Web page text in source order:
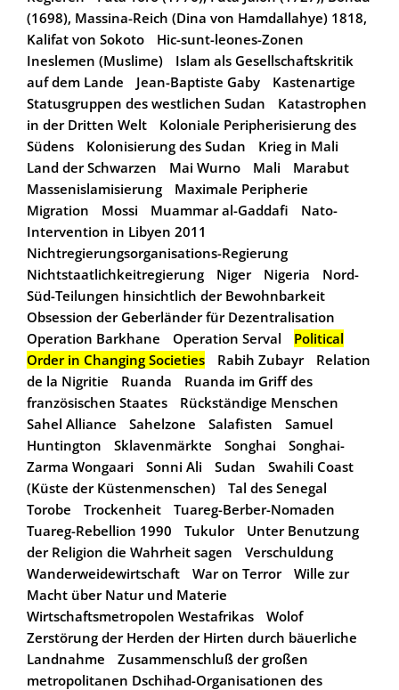
(1698), Massina-Reich (Dina von Hamdallahye) 1818,
Kalifat von Sokoto
Hic-sunt-leones-Zonen
Ineslemen (Muslime)
Islam als Gesellschaftskritik
auf dem Lande
Jean-Baptiste Gaby
Kastenartige
Statusgruppen des westlichen Sudan
Katastrophen
in der Dritten Welt
Koloniale Peripherisierung des
Südens
Kolonisierung des Sudan
Krieg in Mali
Land der Schwarzen
Mai Wurno Mali
Marabut
Massenislamisierung
Maximale Peripherie
Migration
Mossi Muammar al-Gaddafi
Nato-
Intervention in Libyen 2011
Nichtregierungsorganisations-Regierung
Nichtstaatlichkeitregierung
Niger Nigeria
Nord-
Süd-Teilungen hinsichtlich der Bewohnbarkeit
Obsession der Geberländer für Dezentralisation
Operation Barkhane
Operation Serval
Political
Order in Changing Societies
Rabih Zubayr
Relation
de la Nigritie
Ruanda
Ruanda im Griff des
französischen Staates
Rückständige Menschen
Sahel Alliance
Sahelzone Salafisten
Samuel
Huntington
Sklavenmärkte Songhai
Songhai-
Zarma Wongaari
Sonni Ali Sudan
Swahili Coast
(Küste der Küstenmenschen)
Tal des Senegal
Torobe
Trockenheit
Tuareg-Berber-Nomaden
Tuareg-Rebellion 1990
Tukulor
Unter Benutzung
der Religion die Wahrheit sagen
Verschuldung
Wanderweidewirtschaft
War on Terror
Wille zur
Macht über Natur und Materie
Wirtschaftsmetropolen Westafrikas
Wolof
Zerstörung der Herden der Hirten durch bäuerliche
Landnahme
Zusammenschluß der großen
metropolitanen Dschihad-Organisationen des